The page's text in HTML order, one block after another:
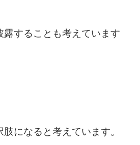
することも考えています
になると考えています。